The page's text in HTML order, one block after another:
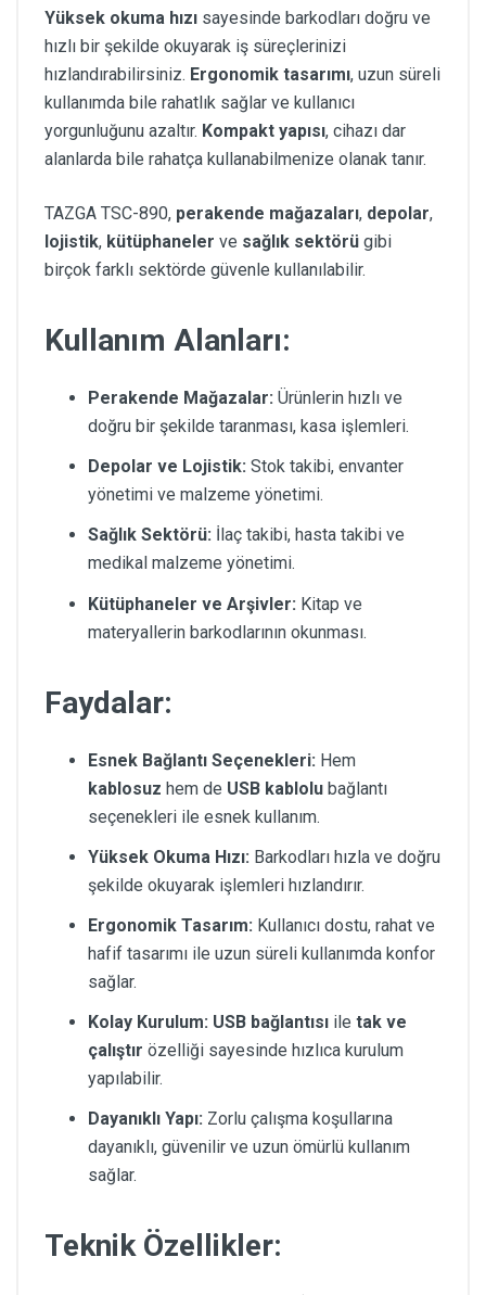
Yüksek okuma hızı sayesinde barkodları doğru ve
hızlı bir şekilde okuyarak iş süreçlerinizi
hızlandırabilirsiniz. Ergonomik tasarımı, uzun süreli
kullanımda bile rahatlık sağlar ve kullanıcı
yorgunluğunu azaltır. Kompakt yapısı, cihazı dar
alanlarda bile rahatça kullanabilmenize olanak tanır.
TAZGA TSC-890, perakende mağazaları, depolar,
lojistik, kütüphaneler ve sağlık sektörü gibi
birçok farklı sektörde güvenle kullanılabilir.
Kullanım Alanları:
Perakende Mağazalar: Ürünlerin hızlı ve
doğru bir şekilde taranması, kasa işlemleri.
Depolar ve Lojistik: Stok takibi, envanter
yönetimi ve malzeme yönetimi.
Sağlık Sektörü: İlaç takibi, hasta takibi ve
medikal malzeme yönetimi.
Kütüphaneler ve Arşivler: Kitap ve
materyallerin barkodlarının okunması.
Faydalar:
Esnek Bağlantı Seçenekleri: Hem
kablosuz hem de USB kablolu bağlantı
seçenekleri ile esnek kullanım.
Yüksek Okuma Hızı: Barkodları hızla ve doğru
şekilde okuyarak işlemleri hızlandırır.
Ergonomik Tasarım: Kullanıcı dostu, rahat ve
hafif tasarımı ile uzun süreli kullanımda konfor
sağlar.
Kolay Kurulum: USB bağlantısı ile tak ve
çalıştır özelliği sayesinde hızlıca kurulum
yapılabilir.
Dayanıklı Yapı: Zorlu çalışma koşullarına
dayanıklı, güvenilir ve uzun ömürlü kullanım
sağlar.
Teknik Özellikler: